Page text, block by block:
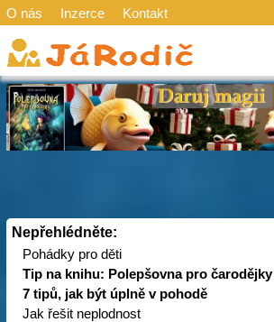
O nás Inzerce Kontakt
Nepřehlédněte:
Pohádky pro děti
Tip na knihu: Polepšovna pro čarodějky
7 tipů, jak být úplně v pohodě
Jak řešit neplodnost